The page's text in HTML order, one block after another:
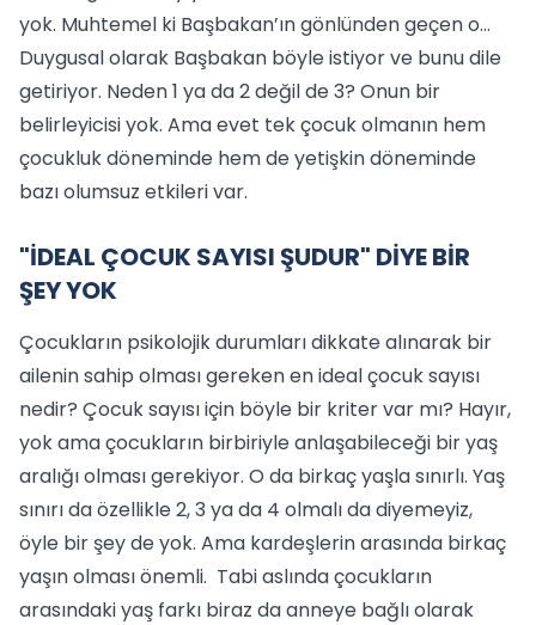
yok. Muhtemel ki Başbakan’ın gönlünden geçen o...
Duygusal olarak Başbakan böyle istiyor ve bunu dile
getiriyor. Neden 1 ya da 2 değil de 3? Onun bir
belirleyicisi yok. Ama evet tek çocuk olmanın hem
çocukluk döneminde hem de yetişkin döneminde
bazı olumsuz etkileri var.
"İDEAL ÇOCUK SAYISI ŞUDUR" DİYE BİR
ŞEY YOK
Çocukların psikolojik durumları dikkate alınarak bir
ailenin sahip olması gereken en ideal çocuk sayısı
nedir? Çocuk sayısı için böyle bir kriter var mı? Hayır,
yok ama çocukların birbiriyle anlaşabileceği bir yaş
aralığı olması gerekiyor. O da birkaç yaşla sınırlı. Yaş
sınırı da özellikle 2, 3 ya da 4 olmalı da diyemeyiz,
öyle bir şey de yok. Ama kardeşlerin arasında birkaç
yaşın olması önemli. Tabi aslında çocukların
arasındaki yaş farkı biraz da anneye bağlı olarak